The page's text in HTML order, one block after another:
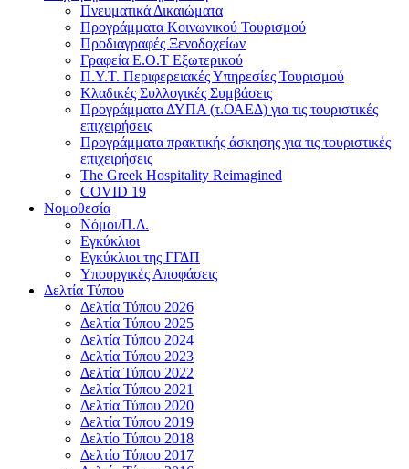
Πνευματικά Δικαιώματα
Προγράμματα Κοινωνικού Τουρισμού
Προδιαγραφές Ξενοδοχείων
Γραφεία Ε.Ο.Τ Εξωτερικού
Π.Υ.Τ. Περιφερειακές Υπηρεσίες Τουρισμού
Κλαδικές Συλλογικές Συμβάσεις
Προγράμματα ΔΥΠΑ (τ.ΟΑΕΔ) για τις τουριστικές
επιχειρήσεις
Προγράμματα πρακτικής άσκησης για τις τουριστικές
επιχειρήσεις
The Greek Hospitality Reimagined
COVID 19
Νομοθεσία
Νόμοι/Π.Δ.
Εγκύκλιοι
Εγκύκλιοι της ΓΓΔΠ
Υπουργικές Αποφάσεις
Δελτία Τύπου
Δελτία Τύπου 2026
Δελτία Τύπου 2025
Δελτία Τύπου 2024
Δελτία Τύπου 2023
Δελτία Τύπου 2022
Δελτία Τύπου 2021
Δελτία Τύπου 2020
Δελτία Τύπου 2019
Δελτίο Τύπου 2018
Δελτίο Τύπου 2017